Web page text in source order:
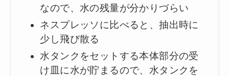
なので、水の残量が分かりづらい
ネスプレッソに比べると、抽出時に
少し飛び散る
水タンクをセットする本体部分の受
け皿に水が貯まるので、水タンクを